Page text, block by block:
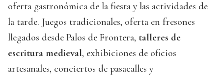
oferta gastronómica de la fiesta y las actividades de
la tarde. Juegos tradicionales, oferta en fresones
llegados desde Palos de Frontera, talleres de
escritura medieval, exhibiciones de oficios
artesanales, conciertos de pasacalles y